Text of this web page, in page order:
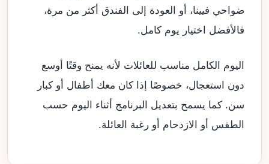
ضواحي فيينا، أو العودة إلى الفندق أكثر من مرة،
فالأفضل اختيار يوم كامل.
اليوم الكامل مناسب للعائلات لأنه يمنح وقتًا أوسع
دون استعجال، خصوصًا إذا كان معك أطفال أو كبار
سن. كما يسمح بتعديل البرنامج أثناء اليوم حسب
الطقس أو الازدحام أو رغبة العائلة.